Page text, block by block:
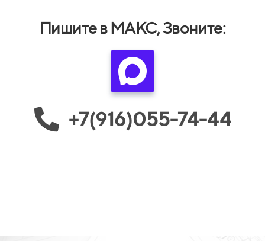
Пишите в МАКС, Звоните:
+7(916)055-74-44